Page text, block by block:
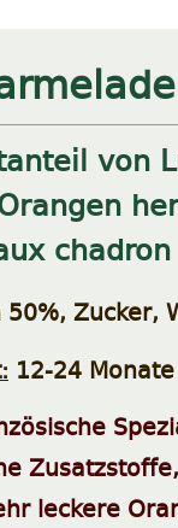
von
chadron
50%, Zucker,
12-24
leckere